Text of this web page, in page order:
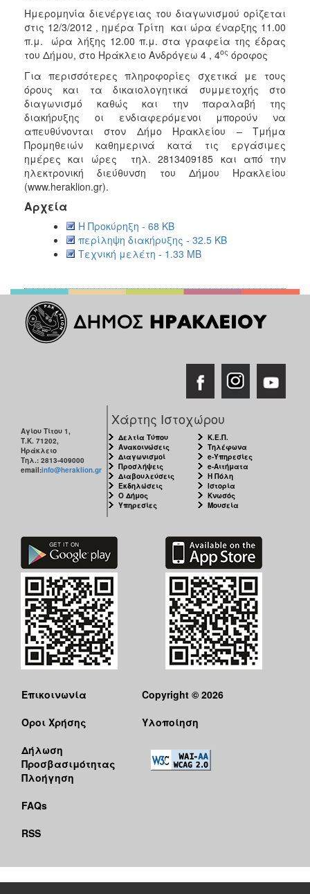
Ημερομηνία διενέργειας του διαγωνισμού ορίζεται
στις 12/3/2012 , ημέρα Τρίτη και ώρα έναρξης 11.00
π.μ. ώρα λήξης 12.00 π.μ. στα γραφεία της έδρας
του Δήμου, στο Ηράκλειο Ανδρόγεω 4 , 4ος όροφος
Για περισσότερες πληροφορίες σχετικά με τους
όρους και τα δικαιολογητικά συμμετοχής στο
διαγωνισμό καθώς και την παραλαβή της
διακήρυξης οι ενδιαφερόμενοι μπορούν να
απευθύνονται στον Δήμο Ηρακλείου – Τμήμα
Προμηθειών καθημερινά κατά τις εργάσιμες
ημέρες και ώρες τηλ. 2813409185 και από την
ηλεκτρονική διεύθυνση του Δήμου Ηρακλείου
(www.heraklion.gr).
Αρχεία
Η Προκύρηξη - 68 KB
περίληψη διακήρυξης - 32.5 KB
Τεχνική μελέτη - 1.33 MB
Αγίου Τίτου 1,
Τ.Κ. 71202,
Ηράκλειο
Τηλ.: 2813-409000
email:info@heraklion.gr
Χάρτης Ιστοχώρου
Δελτία Τύπου
Ανακοινώσεις
Διαγωνισμοί
Προσλήψεις
Διαβουλεύσεις
Εκδηλώσεις
Ο Δήμος
Υπηρεσίες
Κ.Ε.Π.
Τηλέφωνα
e-Υπηρεσίες
e-Αιτήματα
Η Πόλη
Ιστορία
Κνωσός
Μουσεία
Επικοινωνία
Όροι Χρήσης
Δήλωση
Προσβασιμότητας
Πλοήγηση
FAQs
RSS
Copyright © 2026
Υλοποίηση